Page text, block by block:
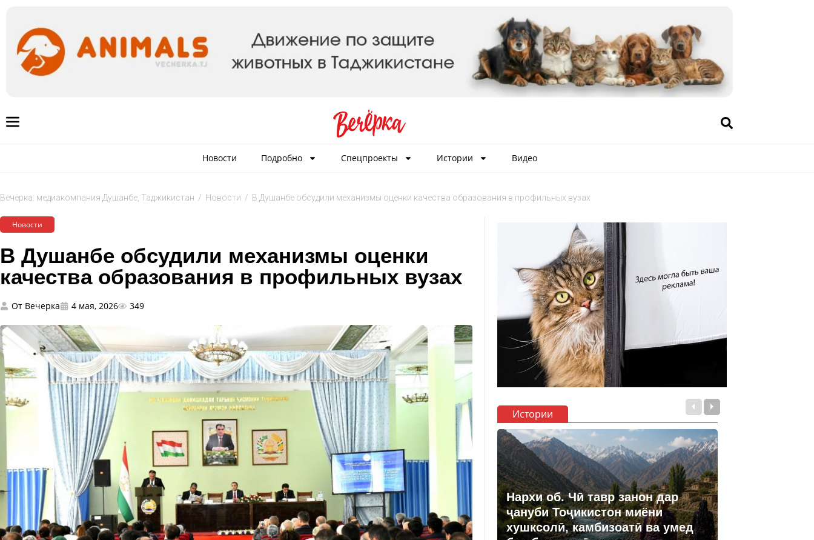
Новости Подробно Спецпроекты Истории Видео
Вечёрка: медиакомпания Душанбе, Таджикистан / Новости / В Душанбе обсудили механизмы оценки качества образования в профильных вузах
Новости
В Душанбе обсудили механизмы оценки
качества образования в профильных вузах
От Вечерка 4 мая, 2026 349
Истории
Нархи об. Чӣ тавр занон дар
ҷануби Тоҷикистон миёни
хушксолӣ, камбизоатӣ ва умед